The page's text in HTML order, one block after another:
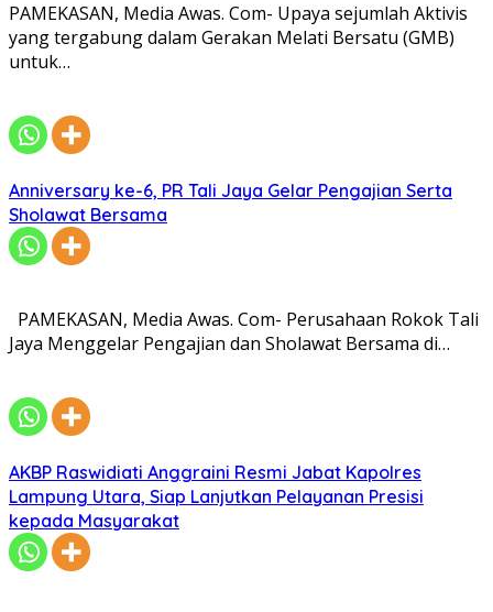
PAMEKASAN, Media Awas. Com- Upaya sejumlah Aktivis
yang tergabung dalam Gerakan Melati Bersatu (GMB)
untuk…
Anniversary ke-6, PR Tali Jaya Gelar Pengajian Serta
Sholawat Bersama
PAMEKASAN, Media Awas. Com- Perusahaan Rokok Tali
Jaya Menggelar Pengajian dan Sholawat Bersama di…
AKBP Raswidiati Anggraini Resmi Jabat Kapolres
Lampung Utara, Siap Lanjutkan Pelayanan Presisi
kepada Masyarakat